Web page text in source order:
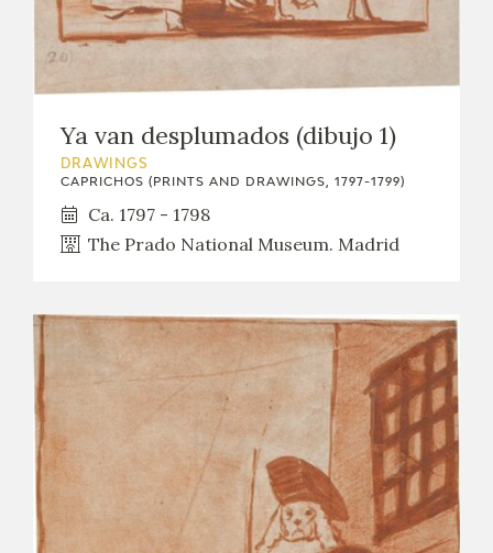
Ya van desplumados (dibujo 1)
DRAWINGS
CAPRICHOS (PRINTS AND DRAWINGS, 1797-1799)
Ca. 1797 - 1798
The Prado National Museum. Madrid